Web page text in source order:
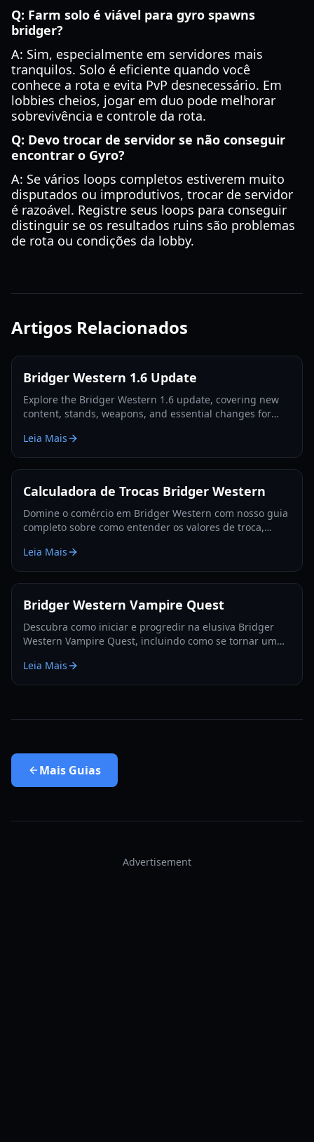
Q: Farm solo é viável para gyro spawns
bridger?
A: Sim, especialmente em servidores mais
tranquilos. Solo é eficiente quando você
conhece a rota e evita PvP desnecessário. Em
lobbies cheios, jogar em duo pode melhorar
sobrevivência e controle da rota.
Q: Devo trocar de servidor se não conseguir
encontrar o Gyro?
A: Se vários loops completos estiverem muito
disputados ou improdutivos, trocar de servidor
é razoável. Registre seus loops para conseguir
distinguir se os resultados ruins são problemas
de rota ou condições da lobby.
Artigos Relacionados
Bridger Western 1.6 Update
Explore the Bridger Western 1.6 update, covering new
content, stands, weapons, and essential changes for
Leia Mais
Calculadora de Trocas Bridger Western
Domine o comércio em Bridger Western com nosso guia
completo sobre como entender os valores de troca,
informadas.
Leia Mais
Bridger Western Vampire Quest
Descubra como iniciar e progredir na elusiva Bridger
Western Vampire Quest, incluindo como se tornar um
Leia Mais
Mais Guias
Advertisement